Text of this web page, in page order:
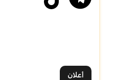
أعلان